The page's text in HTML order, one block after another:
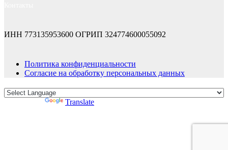
ИНН 773135953600 ОГРИП 324774600055092
Политика конфиденциальности
Согласие на обработку персональных данных
Translate